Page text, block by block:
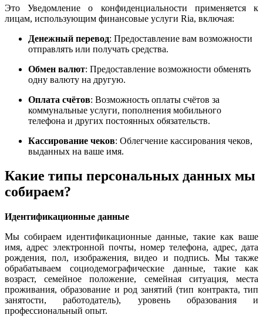
Это Уведомление о конфиденциальности применяется к
лицам, использующим финансовые услуги Ria, включая:
Денежный перевод: Предоставление вам возможности
отправлять или получать средства.
Обмен валют: Предоставление возможности обменять
одну валюту на другую.
Оплата счётов: Возможность оплаты счётов за
коммунальные услуги, пополнения мобильного
телефона и других постоянных обязательств.
Кассирование чеков: Облегчение кассирования чеков,
выданных на ваше имя.
Какие типы персональных данных мы
собираем?
Идентификационные данные
Мы собираем идентификационные данные, такие как ваше
имя, адрес электронной почты, номер телефона, адрес, дата
рождения, пол, изображения, видео и подпись. Мы также
обрабатываем социодемографические данные, такие как
возраст, семейное положение, семейная ситуация, места
проживания, образование и род занятий (тип контракта, тип
занятости, работодатель), уровень образования и
профессиональный опыт.